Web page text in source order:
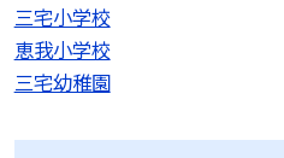
三宅小学校
恵我小学校
三宅幼稚園